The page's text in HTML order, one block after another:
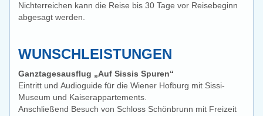
Nichterreichen kann die Reise bis 30 Tage vor Reisebeginn
abgesagt werden.
WUNSCHLEISTUNGEN
Ganztagesausflug „Auf Sissis Spuren“
Eintritt und Audioguide für die Wiener Hofburg mit Sissi-
Museum und Kaiserappartements.
Anschließend Besuch von Schloss Schönbrunn mit Freizeit